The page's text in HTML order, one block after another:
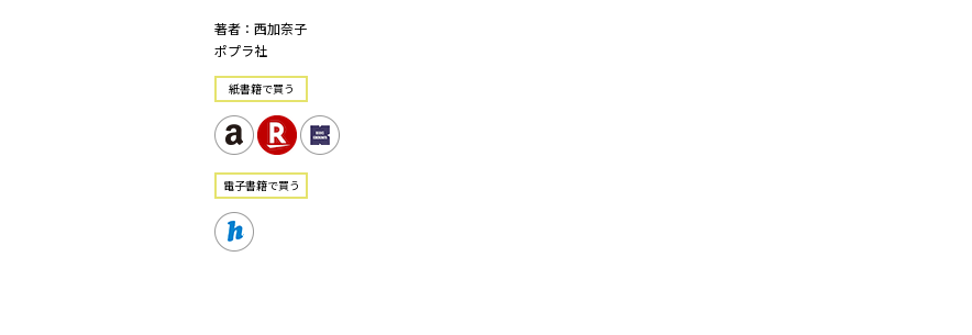
著者：西加奈子
ポプラ社
紙書籍で買う
電⼦書籍で買う